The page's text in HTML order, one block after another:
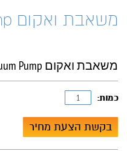
משאבת ואקום Vacuum Pump
משאבת ואקום Vacuum Pump מוגנת כימית
כמות:
בקשת הצעת מחיר